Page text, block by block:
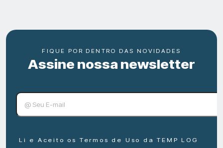
FIQUE POR DENTRO DAS NOVIDADES
Assine nossa newsletter
Li e Aceito os Termos de Uso da TEMP LOG